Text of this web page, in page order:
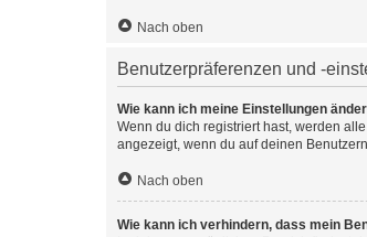
Nach oben
Benutzerpräferenzen und -
Wie kann ich meine Einstellungen
Wenn du dich registriert hast, werden
angezeigt, wenn du auf deinen
Nach oben
Wie kann ich verhindern, dass mein